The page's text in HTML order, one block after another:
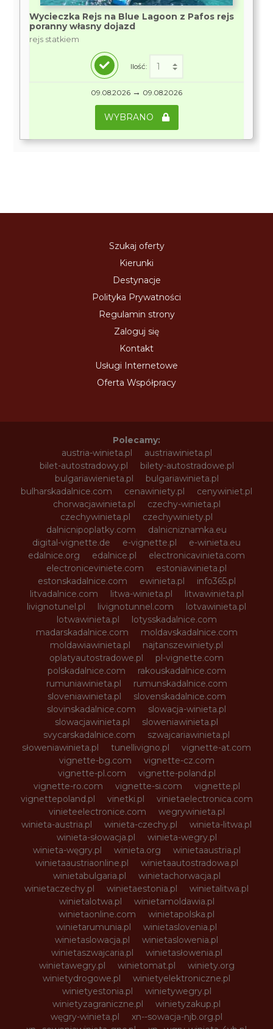
Wycieczka Rejs na Blue Lagoon z Pafos rejs
poranny własny dojazd
rejs statkiem
Ilość:
09.08.2026 → 09.08.2026
WYBRANO
Szukaj oferty
Kierunki
Destynacje
Polityka Prywatności
Regulamin strony
Zaloguj się
Kontakt
Usługi Internetowe
Oferta Współpracy
Polecamy:
austria-winieta.pl
austriawinieta.pl
bilet-autostradowy.pl
bilety-autostradowe.pl
bulgariawienieta.pl
bulgariawinieta.pl
bulharskadalnice.com
cenawiniety.pl
cenywiniet.pl
chorwacjawinieta.pl
czechy-winieta.pl
czechywinieta.pl
czechywiniety.pl
dalnicnipoplatky.com
dalnicniznamka.eu
digital-vignette.de
e-vignette.pl
e-winieta.eu
edalnice.org
edalnice.pl
electronicavinieta.com
electroniceviniete.com
estoniawinieta.pl
estonskadalnice.com
ewinieta.pl
info365.pl
litvadalnice.com
litwa-winieta.pl
litwawinieta.pl
livignotunel.pl
livignotunnel.com
lotvawinieta.pl
lotwawinieta.pl
lotysskadalnice.com
madarskadalnice.com
moldavskadalnice.com
moldawiawinieta.pl
najtanszewiniety.pl
oplatyautostradowe.pl
pl-vignette.com
polskadalnice.com
rakouskadalnice.com
rumuniawinieta.pl
rumunskadalnice.com
sloveniawinieta.pl
slovenskadalnice.com
slovinskadalnice.com
slowacja-winieta.pl
slowacjawinieta.pl
sloweniawinieta.pl
svycarskadalnice.com
szwajcariawinieta.pl
słoweniawinieta.pl
tunellivigno.pl
vignette-at.com
vignette-bg.com
vignette-cz.com
vignette-pl.com
vignette-poland.pl
vignette-ro.com
vignette-si.com
vignette.pl
vignettepoland.pl
vinetki.pl
vinietaelectronica.com
vinieteelectronice.com
wegrywinieta.pl
winieta-austria.pl
winieta-czechy.pl
winieta-litwa.pl
winieta-słowacja.pl
winieta-wegry.pl
winieta-węgry.pl
winieta.org
winietaaustria.pl
winietaaustriaonline.pl
winietaautostradowa.pl
winietabulgaria.pl
winietachorwacja.pl
winietaczechy.pl
winietaestonia.pl
winietalitwa.pl
winietalotwa.pl
winietamoldawia.pl
winietaonline.com
winietapolska.pl
winietarumunia.pl
winietaslovenia.pl
winietaslowacja.pl
winietaslowenia.pl
winietaszwajcaria.pl
winietasłowenia.pl
winietawegry.pl
winietomat.pl
winiety.org
winietydrogowe.pl
winietyelektroniczne.pl
winietyestonia.pl
winietywegry.pl
winietyzagraniczne.pl
winietyzakup.pl
węgry-winieta.pl
xn--sowacja-njb.org.pl